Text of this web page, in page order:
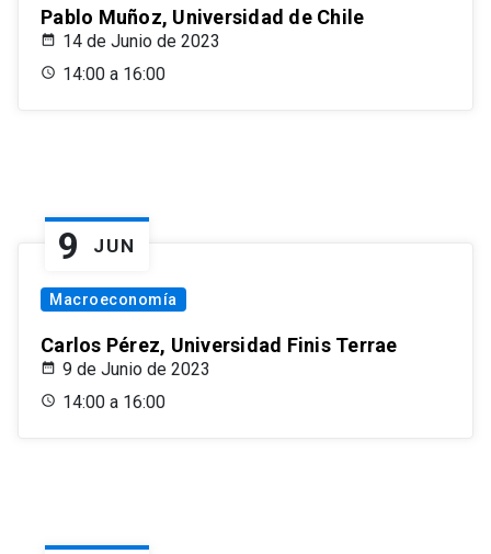
Pablo Muñoz, Universidad de Chile
14 de Junio de 2023
14:00 a 16:00
9 JUN
Macroeconomía
Carlos Pérez, Universidad Finis Terrae
9 de Junio de 2023
14:00 a 16:00